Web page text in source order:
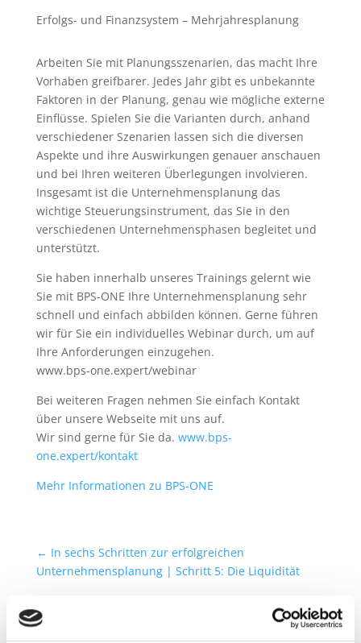
Erfolgs- und Finanzsystem – Mehrjahresplanung
Arbeiten Sie mit Planungsszenarien, das macht Ihre
Vorhaben greifbarer. Jedes Jahr gibt es unbekannte
Faktoren in der Planung, genau wie mögliche externe
Einflüsse. Spielen Sie die Varianten durch, anhand
verschiedener Szenarien lassen sich die diversen
Aspekte und ihre Auswirkungen genauer anschauen
und bei Ihren weiteren Überlegungen involvieren.
Insgesamt ist die Unternehmensplanung das
wichtige Steuerungsinstrument, das Sie in den
verschiedenen Unternehmensphasen begleitet und
unterstützt.
Sie haben innerhalb unseres Trainings gelernt wie
Sie mit BPS-ONE Ihre Unternehmensplanung sehr
schnell und einfach abbilden können. Gerne führen
wir für Sie ein individuelles Webinar durch, um auf
Ihre Anforderungen einzugehen.
www.bps-one.expert/webinar
Bei weiteren Fragen nehmen Sie einfach Kontakt
über unsere Webseite mit uns auf.
Wir sind gerne für Sie da. www.bps-
one.expert/kontakt
Mehr Informationen zu BPS-ONE
← In sechs Schritten zur erfolgreichen
Unternehmensplanung | Schritt 5: Die Liquidität
Transparenz im Unternehmen - Daten in
Entscheidungen verwandeln